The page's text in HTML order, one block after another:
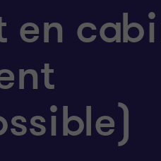
en